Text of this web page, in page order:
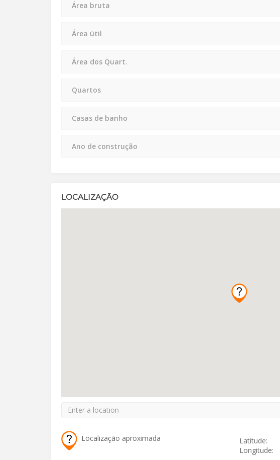
Área bruta
Área útil
Área dos Quart.
Quartos
Casas de banho
Ano de construção
LOCALIZAÇÃO
Localização aproximada
Latitude:
Longitude: